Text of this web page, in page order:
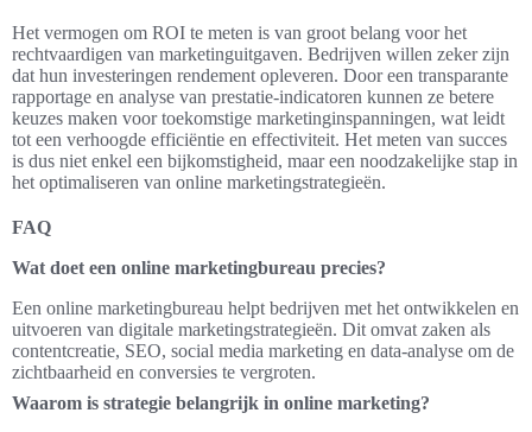
Het vermogen om ROI te meten is van groot belang voor het
rechtvaardigen van marketinguitgaven. Bedrijven willen zeker zijn
dat hun investeringen rendement opleveren. Door een transparante
rapportage en analyse van prestatie-indicatoren kunnen ze betere
keuzes maken voor toekomstige marketinginspanningen, wat leidt
tot een verhoogde efficiëntie en effectiviteit. Het meten van succes
is dus niet enkel een bijkomstigheid, maar een noodzakelijke stap in
het optimaliseren van online marketingstrategieën.
FAQ
Wat doet een online marketingbureau precies?
Een online marketingbureau helpt bedrijven met het ontwikkelen en
uitvoeren van digitale marketingstrategieën. Dit omvat zaken als
contentcreatie, SEO, social media marketing en data-analyse om de
zichtbaarheid en conversies te vergroten.
Waarom is strategie belangrijk in online marketing?